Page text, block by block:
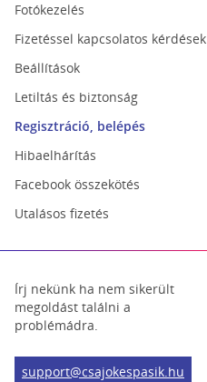
Fotókezelés
Fizetéssel kapcsolatos kérdések
Beállítások
Letiltás és biztonság
Regisztráció, belépés
Hibaelhárítás
Facebook összekötés
Utalásos fizetés
Írj nekünk ha nem sikerült
megoldást találni a
problémádra.
support@csajokespasik.hu